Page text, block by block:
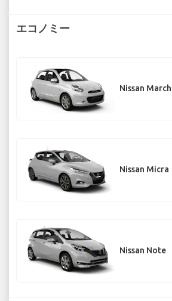
エコノミー
Nissan March
Nissan Micra
Nissan Note